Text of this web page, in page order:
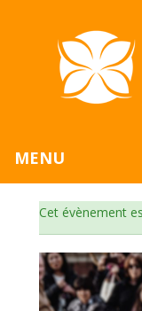
MENU
Cet évènement